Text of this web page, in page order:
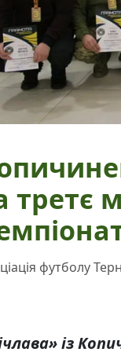
третє
футболу
із